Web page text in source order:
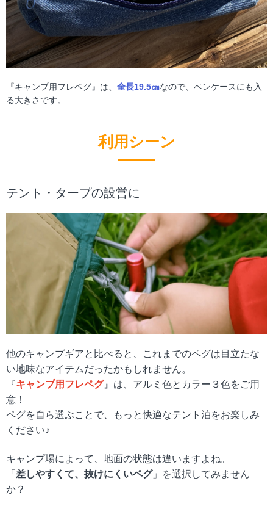
『キャンプ用フレペグ』は、 全長19.5㎝なので、ペンケースにも入
る大きさです。
利用シーン
テント・タープの設営に
他のキャンプギアと比べると、これまでのペグは目立たな
い地味なアイテムだったかもしれません。
『キャンプ用フレペグ』は、アルミ色とカラー３色をご用
意！
ペグを自ら選ぶことで、もっと快適なテント泊をお楽しみ
ください♪
キャンプ場によって、地面の状態は違いますよね。
「 差しやすくて、抜けにくいペグ」を選択してみません
か？